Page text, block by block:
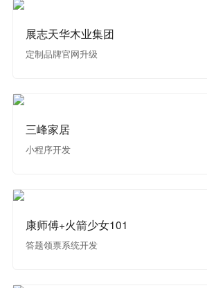
展志天华木业集团
定制品牌官网升级
三峰家居
小程序开发
康师傅+火箭少女101
答题领票系统开发